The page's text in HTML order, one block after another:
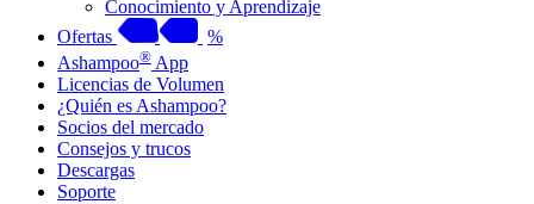
Conocimiento y Aprendizaje
Ofertas
%
Ashampoo® App
Licencias de Volumen
¿Quién es Ashampoo?
Socios del mercado
Consejos y trucos
Descargas
Soporte